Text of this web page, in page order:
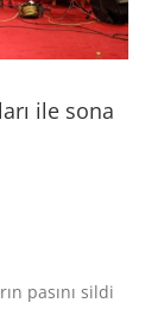
ile sona
pasını sildi